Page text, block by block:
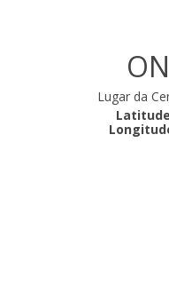
Lugar da